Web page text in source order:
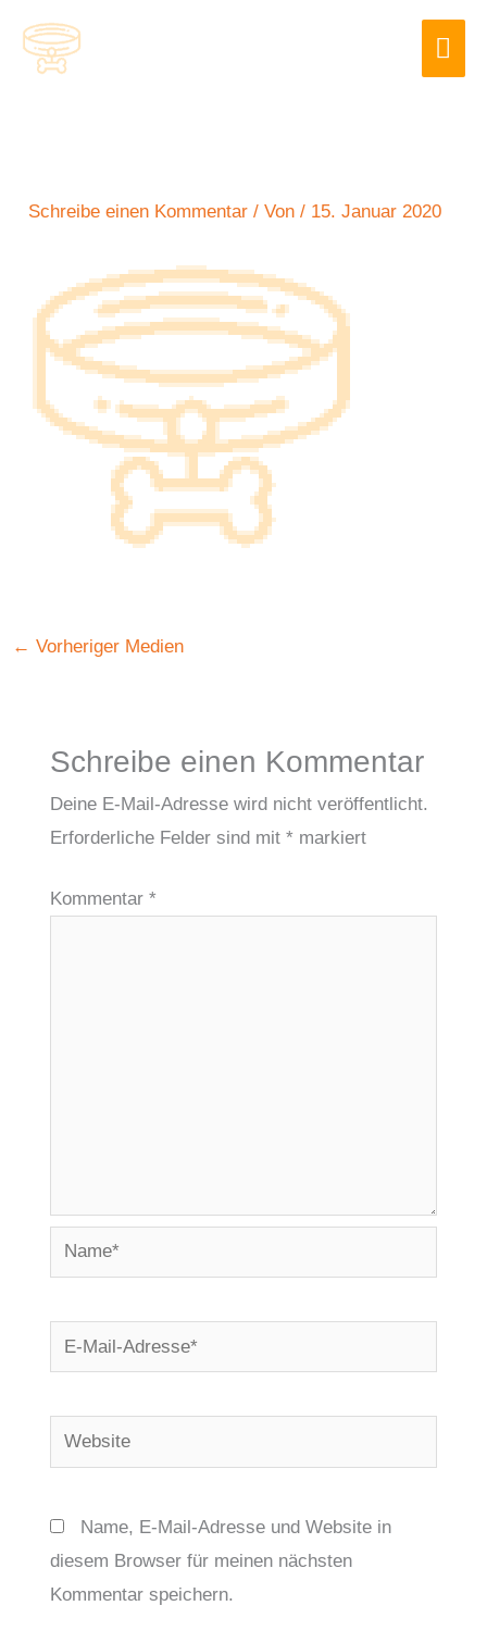
Inhalt
Schreibe einen Kommentar / Von/ 15. Januar 2020
← Vorheriger Medien
Schreibe einen Kommentar
Deine E-Mail-Adresse wird nicht veröffentlicht.
Erforderliche Felder sind mit * markiert
Kommentar *
Name*
E-
Mail-
Website
Name, E-Mail-Adresse und Website in
diesem Browser für meinen nächsten
Kommentar speichern.